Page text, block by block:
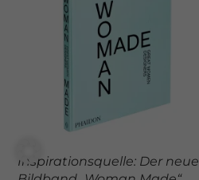
Inspirationsquelle: Der neue